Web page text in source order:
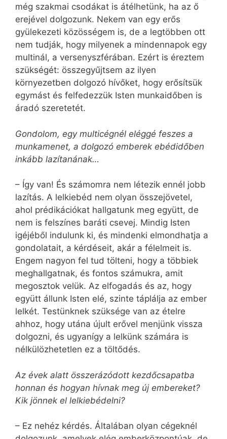
még szakmai csodákat is átélhetünk, ha az ő
erejével dolgozunk. Nekem van egy erős
gyülekezeti közösségem is, de a legtöbben ott
nem tudják, hogy milyenek a mindennapok egy
multinál, a versenyszférában. Ezért is éreztem
szükségét: összegyűjtsem az ilyen
környezetben dolgozó hívőket, hogy erősítsük
egymást és felfedezzük Isten munkaidőben is
áradó szeretetét.
Gondolom, egy multicégnél eléggé feszes a
munkamenet, a dolgozó emberek ebédidőben
inkább lazítanának…
– Így van! És számomra nem létezik ennél jobb
lazítás. A lelkiebéd nem olyan összejövetel,
ahol prédikációkat hallgatunk meg együtt, de
nem is felszínes baráti csevej. Mindig Isten
igéjéből indulunk ki, és mindenki elmondhatja a
gondolatait, a kérdéseit, akár a félelmeit is.
Engem nagyon fel tud tölteni, hogy a többiek
meghallgatnak, és fontos számukra, amit
megosztok velük. Az elfogadás és az, hogy
együtt állunk Isten elé, szinte táplálja az ember
lelkét. Testünknek szüksége van az ételre
ahhoz, hogy utána újult erővel menjünk vissza
dolgozni, és ugyanígy a lelkünk számára is
nélkülözhetetlen ez a töltődés.
Az évek alatt összerázódott kezdőcsapatba
honnan és hogyan hívnak meg új embereket?
Kik jönnek el lelkiebédelni?
– Ez nehéz kérdés. Általában olyan cégeknél